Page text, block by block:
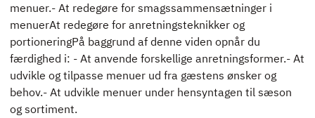
KONTAKT
NYHEDER
JOBBØRS
FOR VIRKSOMHEDER
menuer.- At redegøre for smagssammensætninger i
menuerAt redegøre for anretningsteknikker og
portioneringPå baggrund af denne viden opnår du
færdighed i: - At anvende forskellige anretningsformer.- At
udvikle og tilpasse menuer ud fra gæstens ønsker og
behov.- At udvikle menuer under hensyntagen til sæson
og sortiment.